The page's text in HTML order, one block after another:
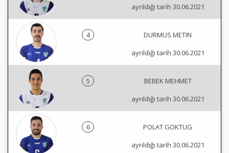
ayrıldığı tarih 30.06.2021
4
DURMUS METIN
ayrıldığı tarih 30.06.2021
5
BEBEK MEHMET
ayrıldığı tarih 30.06.2021
6
POLAT GOKTUG
ayrıldığı tarih 30.06.2021